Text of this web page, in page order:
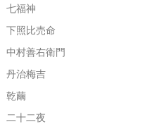
七福神
下照比売命
中村善右衛門
丹治梅吉
乾繭
二十二夜